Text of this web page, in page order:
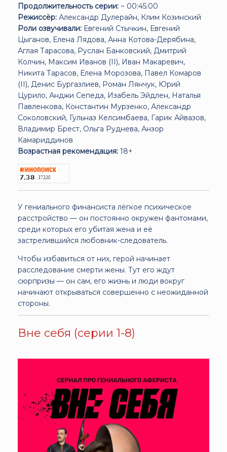
Продолжительность серии: ~ 00:45:00
Режиссёр: Александр Дулерайн, Клим Козинский
Роли озвучивали: Евгений Стычкин, Евгений
Цыганов, Елена Лядова, Анна Котова-Дерябина,
Аглая Тарасова, Руслан Банковский, Дмитрий
Колчин, Максим Иванов (II), Иван Макаревич,
Никита Тарасов, Елена Морозова, Павел Комаров
(II), Денис Бургазлиев, Роман Лянчук, Юрий
Цурило, Анджи Сепеда, Изабель Эйдлен, Наталья
Павленкова, Константин Мурзенко, Александр
Соколовский, Гульназ Келсимбаева, Гарик Айвазов,
Владимир Брест, Ольга Руднева, Анзор
Камариддинов
Возрастная рекомендация: 18+
У гениального финансиста лёгкое психическое
расстройство — он постоянно окружен фантомами,
среди которых его убитая жена и её
застрелившийся любовник-следователь.
Чтобы избавиться от них, герой начинает
расследование смерти жены. Тут его ждут
сюрпризы — он сам, его жизнь и люди вокруг
начинают открываться совершенно с неожиданной
стороны.
Вне себя (серии 1-8)